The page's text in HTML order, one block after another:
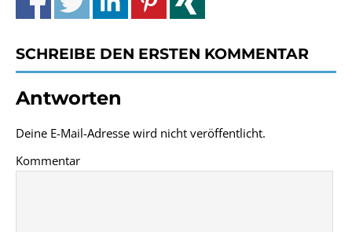
SCHREIBE DEN ERSTEN KOMMENTAR
Antworten
Deine E-Mail-Adresse wird nicht veröffentlicht.
Kommentar